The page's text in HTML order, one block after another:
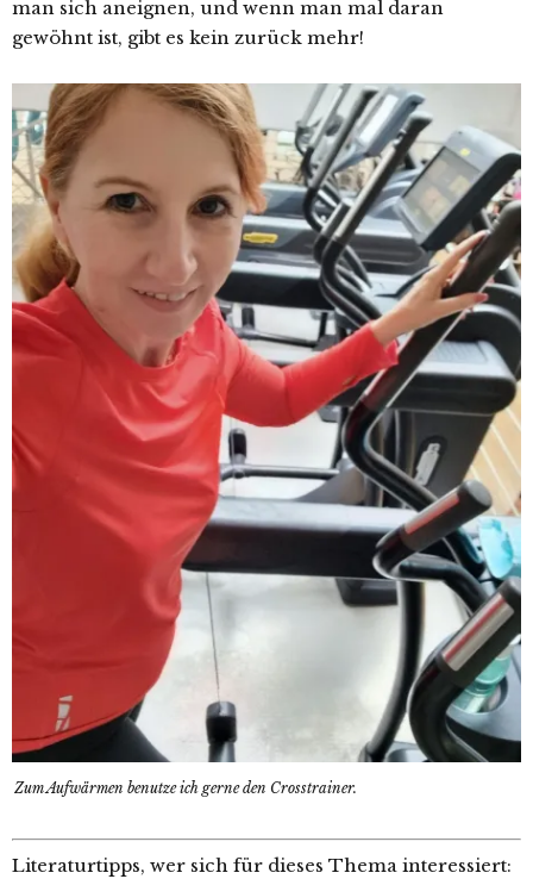
man sich aneignen, und wenn man mal daran
gewöhnt ist, gibt es kein zurück mehr!
Zum Aufwärmen benutze ich gerne den Crosstrainer.
Literaturtipps, wer sich für dieses Thema interessiert: